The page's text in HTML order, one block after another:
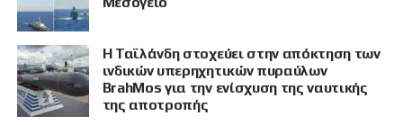
Η Ταϊλάνδη στοχεύει στην απόκτηση των
ινδικών υπερηχητικών πυραύλων
BrahMos για την ενίσχυση της ναυτικής
της αποτροπής